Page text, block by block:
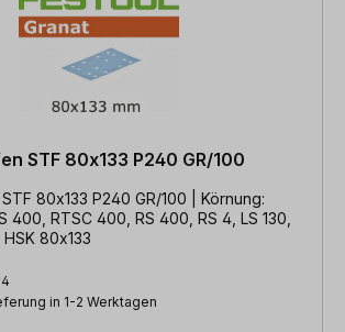
STF 80x133 P240 GR/100
80x133 P240 GR/100 | Körnung:
400, RTSC 400, RS 400, RS 4, LS 130,
80x133
in 1-2 Werktagen